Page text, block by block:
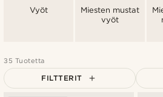
Vyöt
Miesten mustat
vyöt
35 Tuotetta
FILTTERIT